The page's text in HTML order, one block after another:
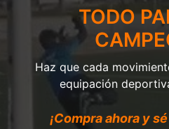
TODO
Haz que cada
equipación
¡Compra ahora y